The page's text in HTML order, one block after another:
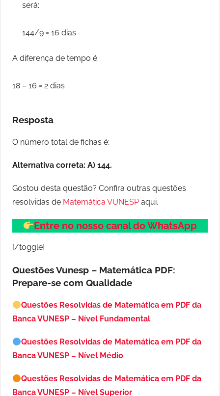
será:
144/9 = 16 dias
A diferença de tempo é:
18 – 16 = 2 dias
Resposta
O número total de fichas é:
Alternativa correta: A) 144.
Gostou desta questão? Confira outras questões
resolvidas de Matemática VUNESP aqui.
Entre no nosso canal do WhatsApp
[/toggle]
Questões Vunesp – Matemática PDF:
Prepare-se com Qualidade
Questões Resolvidas de Matemática em PDF da
Banca VUNESP – Nível Fundamental
Questões Resolvidas de Matemática em PDF da
Banca VUNESP – Nível Médio
Questões Resolvidas de Matemática em PDF da
Banca VUNESP – Nível Superior